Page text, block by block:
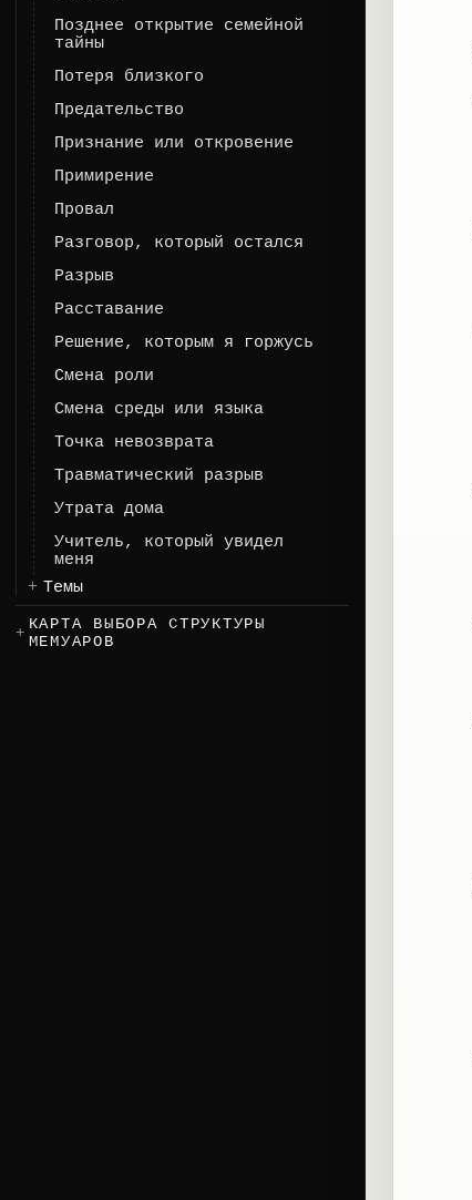
Позднее открытие семейной
тайны
Потеря близкого
Предательство
Признание или откровение
Примирение
Провал
Разговор, который остался
Разрыв
Расставание
Решение, которым я горжусь
Смена роли
Смена среды или языка
Точка невозврата
Травматический разрыв
Утрата дома
Учитель, который увидел
меня
Темы
КАРТА ВЫБОРА СТРУКТУРЫ
МЕМУАРОВ